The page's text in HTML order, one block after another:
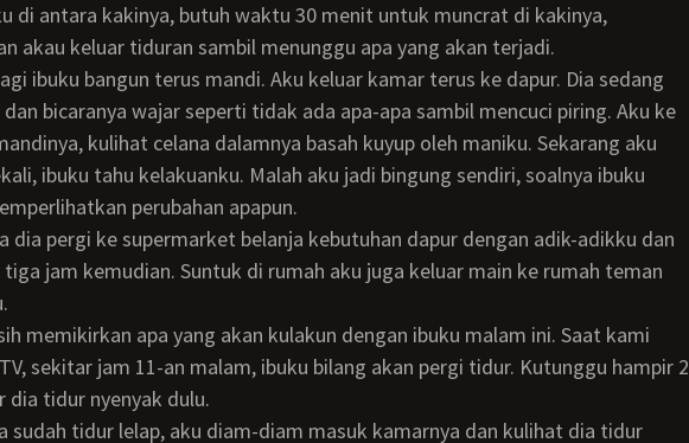
di antara kakinya, butuh waktu 30 menit untuk muncrat di kakinya,
akau keluar tiduran sambil menunggu apa yang akan terjadi.
dan bicaranya wajar seperti tidak ada apa-apa sambil mencuci piring. Aku ke
kulihat celana dalamnya basah kuyup oleh maniku. Sekarang aku
ibuku tahu kelakuanku. Malah aku jadi bingung sendiri, soalnya ibuku
perubahan apapun.
jam kemudian. Suntuk di rumah aku juga keluar main ke rumah teman
sekitar jam 11-an malam, ibuku bilang akan pergi tidur. Kutunggu hampir 2
dia tidur nyenyak dulu.